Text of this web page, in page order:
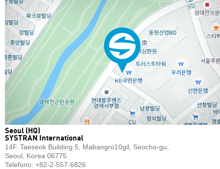
Seoul (HQ)
SYSTRAN International
14F. Taeseok Building 5, Mabangro10gil, Seocho-gu,
Seoul, Korea 06775
Telefono: +82-2-557-6826